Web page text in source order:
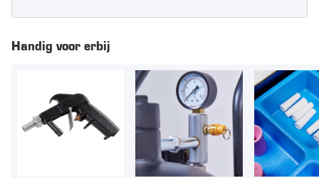
Handig voor erbij